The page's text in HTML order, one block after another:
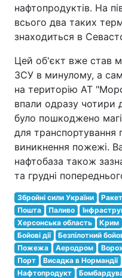
нафтопродуктів. На
всього два таких
знаходиться в
Цей об'єкт вже став
ЗСУ в минулому, а
на територію АТ
впали одразу чотири
було пошкоджено
для
виникнення пожежі.
нафтобаза також
та грудні
Збройні сили України
Пошта
Паливо
Херсонська область
Крим
Бойові дії
Безпілотний
Пожежа
Аеродром
Порт
Висадка в Нормандії
Нафтопродукт